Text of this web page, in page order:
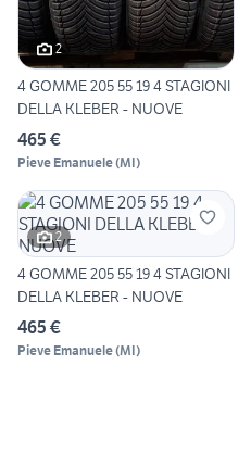
2
4 GOMME 205 55 19 4 STAGIONI
DELLA KLEBER - NUOVE
465 €
Pieve Emanuele(MI)
2
4 GOMME 205 55 19 4 STAGIONI
DELLA KLEBER - NUOVE
465 €
Pieve Emanuele(MI)